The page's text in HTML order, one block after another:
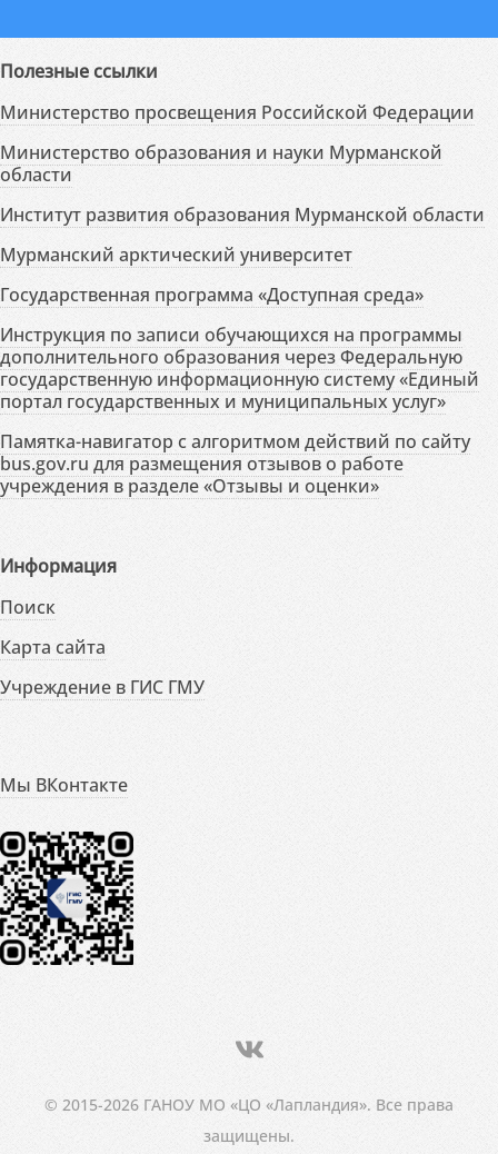
Полезные ссылки
Министерство просвещения Российской Федерации
Министерство образования и науки Мурманской
области
Институт развития образования Мурманской области
Мурманский арктический университет
Государственная программа «Доступная среда»
Инструкция по записи обучающихся на программы
дополнительного образования через Федеральную
государственную информационную систему «Единый
портал государственных и муниципальных услуг»
Памятка-навигатор с алгоритмом действий по сайту
bus.gov.ru для размещения отзывов о работе
учреждения в разделе «Отзывы и оценки»
Информация
Поиск
Карта сайта
Учреждение в ГИС ГМУ
Мы ВКонтакте
© 2015-2026 ГАНОУ МО «ЦО «Лапландия». Все права
защищены.